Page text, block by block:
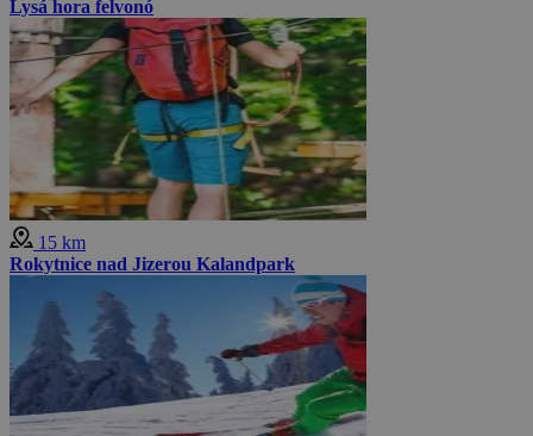
Lysá hora felvonó
15 km
Rokytnice nad Jizerou Kalandpark